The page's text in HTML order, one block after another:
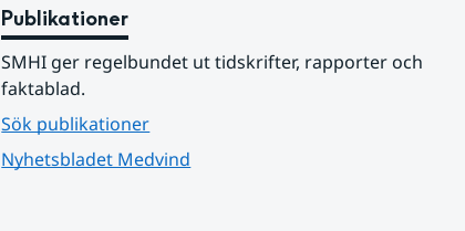
Publikationer
SMHI ger regelbundet ut tidskrifter, rapporter och
faktablad.
Sök publikationer
Nyhetsbladet Medvind